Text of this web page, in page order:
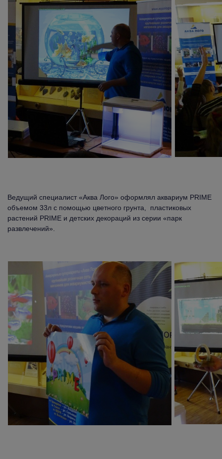
Ведущий специалист «Аква Лого» оформлял аквариум PRIME
объемом 33л с помощью цветного грунта, пластиковых
растений PRIME и детских декораций из серии «парк
развлечений».